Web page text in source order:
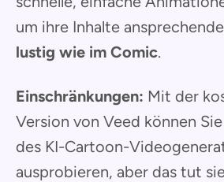
um ihre Inhalte
lustig wie im Comic.
Einschränkungen: Mit der
Version von Veed können
des KI-Cartoon-
ausprobieren, aber das tut